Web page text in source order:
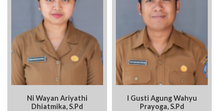
Ni Wayan Ariyathi
Dhiatmika, S.Pd
I Gusti Agung Wahyu
Prayoga, S.Pd